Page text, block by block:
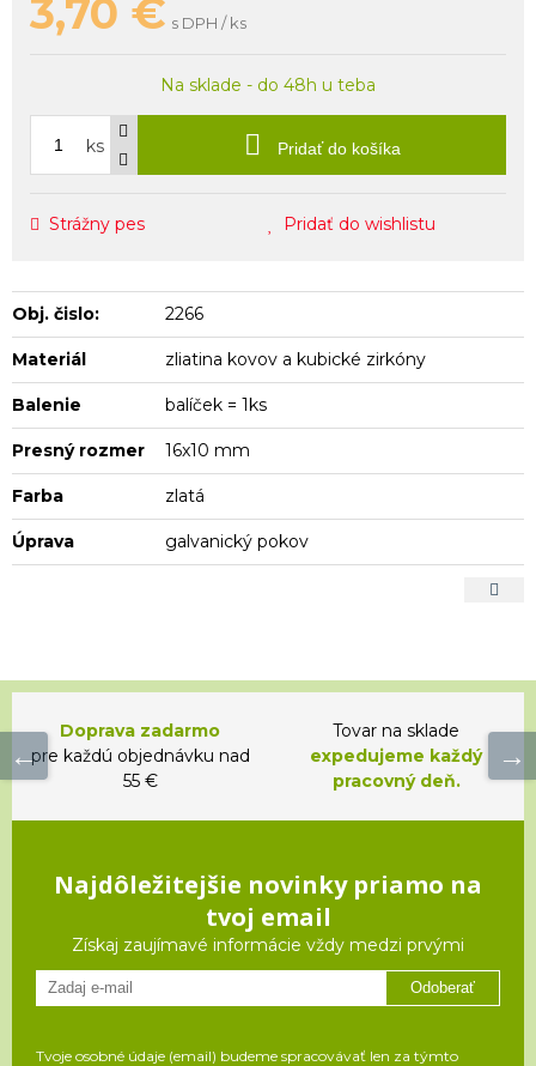
3,70 € s DPH / ks
Na sklade - do 48h u teba
ks Pridať do košíka
Strážny pes Pridať do wishlistu
Obj. čislo: 2266
Materiál zliatina kovov a kubické zirkóny
Balenie balíček = 1ks
Presný rozmer 16x10 mm
Farba zlatá
Úprava galvanický pokov
Doprava zadarmo
pre každú objednávku nad
55 €
Tovar na sklade
expedujeme každý
pracovný deň.
Najdôležitejšie novinky priamo na
tvoj email
Získaj zaujímavé informácie vždy medzi prvými
Odoberať
Tvoje osobné údaje (email) budeme spracovávať len za týmto